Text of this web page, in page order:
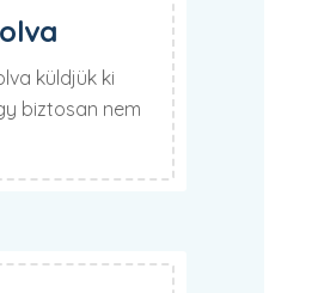
küldjük ki
biztosan nem